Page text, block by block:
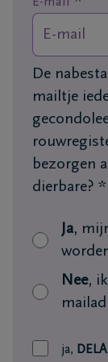
Mechelen
Mechelen
E-mail
De
mailtje
bezorgen
dierbare? *
Ja,
Nee,
ja,